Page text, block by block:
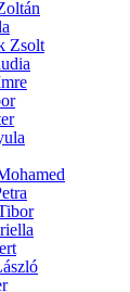
Zsolt